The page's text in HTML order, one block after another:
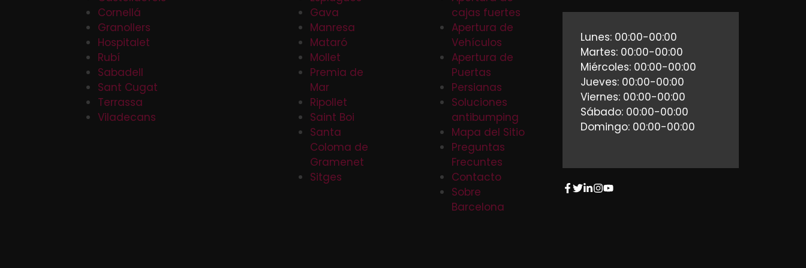
Cornellá
Granollers
Hospitalet
Rubí
Sabadell
Sant Cugat
Terrassa
Viladecans
Gava
Manresa
Mataró
Mollet
Premia de
Mar
Ripollet
Saint Boi
Santa
Coloma de
Gramenet
Sitges
cajas fuertes
Apertura de
Vehículos
Apertura de
Puertas
Persianas
Soluciones
antibumping
Mapa del Sitio
Preguntas
Frecuntes
Contacto
Sobre
Barcelona
Lunes: 00:00-00:00
Martes: 00:00-00:00
Miércoles: 00:00-00:00
Jueves: 00:00-00:00
Viernes: 00:00-00:00
Sábado: 00:00-00:00
Domingo: 00:00-00:00